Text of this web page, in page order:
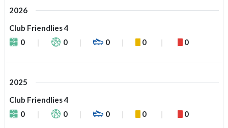
2026
Club Friendlies 4
0
0 0 0 0
2025
Club Friendlies 4
0
0 0 0 0